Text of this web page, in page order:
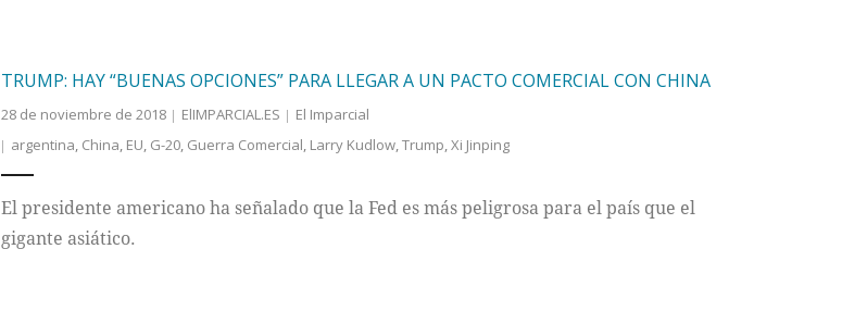
TRUMP: HAY “BUENAS OPCIONES” PARA LLEGAR A UN PACTO COMERCIAL CON CHINA
28 de noviembre de 2018 ElIMPARCIAL.ES
El Imparcial
argentina, China, EU, G-20, Guerra Comercial, Larry Kudlow,Trump,Xi Jinping
El presidente americano ha señalado que la Fed es más peligrosa para el país que el
gigante asiático.